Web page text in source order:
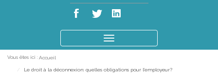
le
Vous êtes ici : Accueil
Le droit à la déconnexion: quelles obligations pour l'employeur?